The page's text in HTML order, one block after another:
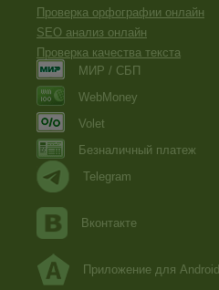
Проверка орфографии онлайн
SEO анализ онлайн
Проверка качества текста
МИР / СБП
WebMoney
Volet
Безналичный платеж
Telegram
Вконтакте
Приложение для Android